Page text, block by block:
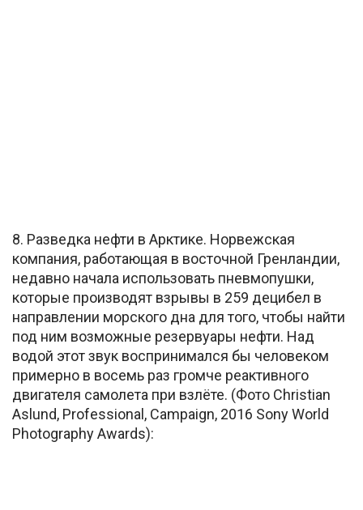
8. Разведка нефти в Арктике. Норвежская
компания, работающая в восточной Гренландии,
недавно начала использовать пневмопушки,
которые производят взрывы в 259 децибел в
направлении морского дна для того, чтобы найти
под ним возможные резервуары нефти. Над
водой этот звук воспринимался бы человеком
примерно в восемь раз громче реактивного
двигателя самолета при взлёте. (Фото Christian
Aslund, Professional, Campaign, 2016 Sony World
Photography Awards):